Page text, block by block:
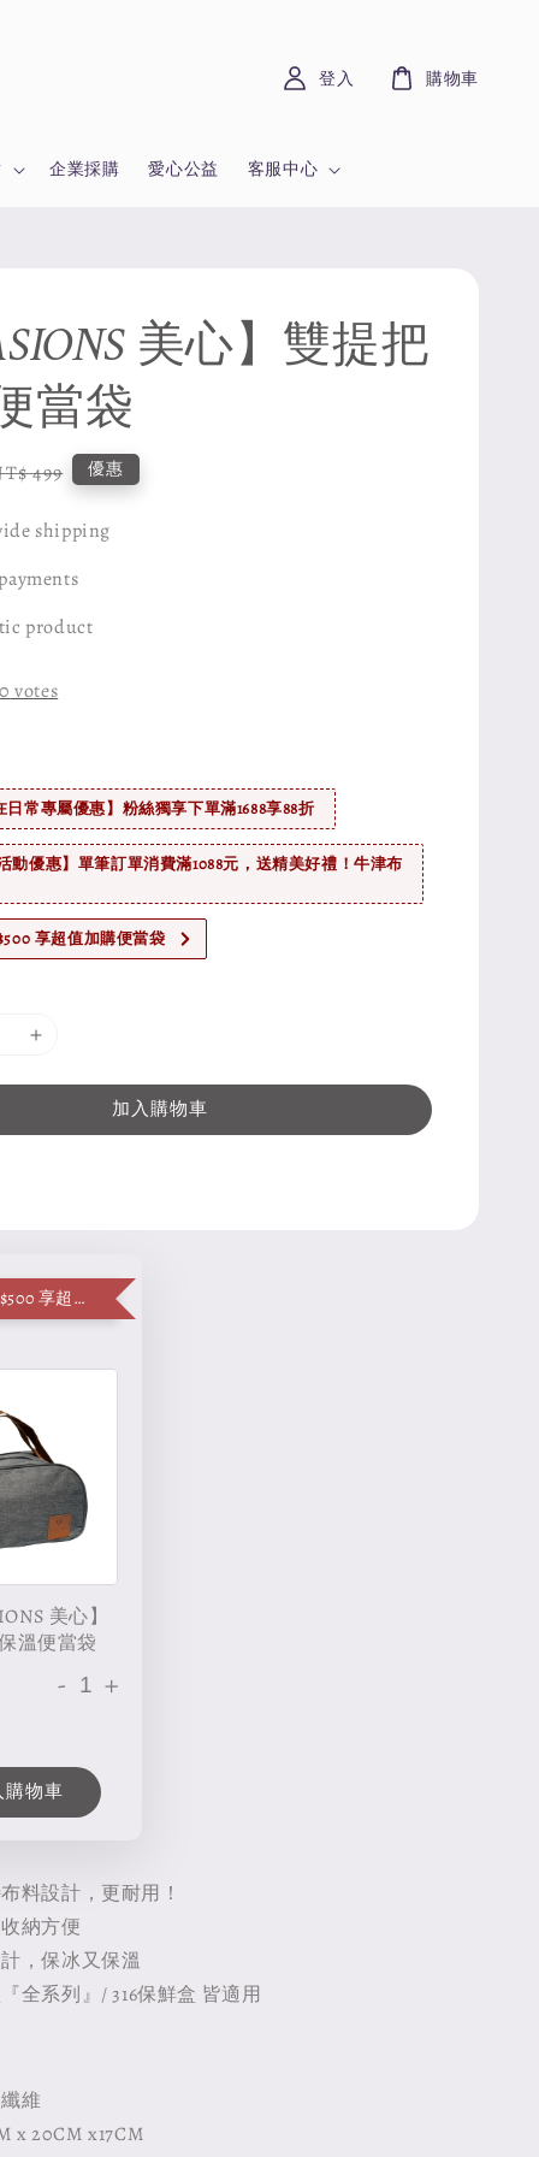
企業採購 愛心公益 客服中心
登入 購物車
美心】雙提把
當袋
499 優惠
shipping
product
0 votes
日常專屬優惠】粉絲獨享下單滿1688享88折
動優惠】單筆訂單消費滿1088元，送精美好禮！牛津布
享超值加購便當袋
加入購物車
單筆消費滿 $500 享超值加購便當袋
美心】
溫便當袋
- +
購物車
料設計，更耐用！
納方便
，保冰又保溫
全系列』/ 316保鮮盒 皆適用
維
x 20CM x17CM